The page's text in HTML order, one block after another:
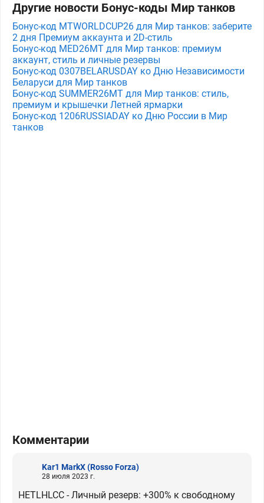
Другие новости Бонус-коды Мир танков
Бонус-код MTWORLDCUP26 для Мир танков: заберите
2 дня Премиум аккаунта и 2D-стиль
Бонус-код MED26MT для Мир танков: премиум
аккаунт, стиль и личные резервы
Бонус-код 0307BELARUSDAY ко Дню Независимости
Беларуси для Мир танков
Бонус-код SUMMER26MT для Мир танков: стиль,
премиум и крышечки Летней ярмарки
Бонус-код 1206RUSSIADAY ко Дню России в Мир
танков
Комментарии
Kar1 MarkX(Rosso Forza)
28 июля 2023 г.
HETLHLCC - Личный резерв: +300% к свободному